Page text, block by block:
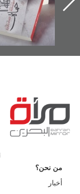
وأحداث ساحة
الفداء لمركز أوال
للدراسات والتوثيق
من نحن؟
أخبار